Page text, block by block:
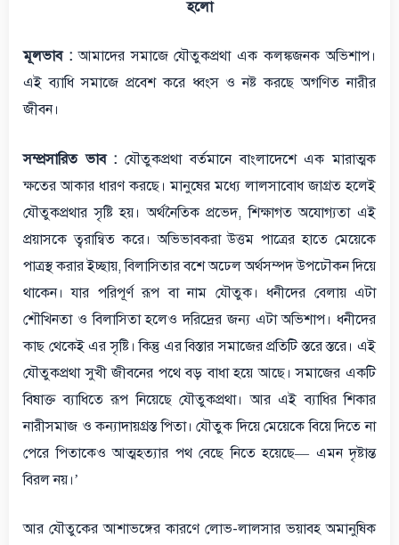
হলো
মূলভাব :আমাদের সমাজে যৌতুকপ্রথা এক কলঙ্কজনক অভিশাপ।
এই ব্যাধি সমাজে প্রবেশ করে ধ্বংস ও নষ্ট করছে অগণিত নারীর
জীবন।
সম্প্রসারিত ভাব : যৌতুকপ্রথা বর্তমানে বাংলাদেশে এক মারাত্মক
ক্ষতের আকার ধারণ করছে। মানুষের মধ্যে লালসাবোধ জাগ্রত হলেই
যৌতুকপ্রথার সৃষ্টি হয়। অর্থনৈতিক প্রভেদ, শিক্ষাগত অযোগ্যতা এই
প্রয়াসকে ত্বরান্বিত করে। অভিভাবকরা উত্তম পাত্রের হাতে মেয়েকে
পাত্রস্থ করার ইচ্ছায়, বিলাসিতার বশে অঢেল অর্থসম্পদ উপঢৌকন দিয়ে
থাকেন। যার পরিপূর্ণ রূপ বা নাম যৌতুক। ধনীদের বেলায় এটা
শৌখিনতা ও বিলাসিতা হলেও দরিদ্রের জন্য এটা অভিশাপ। ধনীদের
কাছ থেকেই এর সৃষ্টি। কিন্তু এর বিস্তার সমাজের প্রতিটি স্তরে স্তরে। এই
যৌতুকপ্রথা সুখী জীবনের পথে বড় বাধা হয়ে আছে। সমাজের একটি
বিষাক্ত ব্যাধিতে রূপ নিয়েছে যৌতুকপ্রথা। আর এই ব্যাধির শিকার
নারীসমাজ ও কন্যাদায়গ্রস্ত পিতা। যৌতুক দিয়ে মেয়েকে বিয়ে দিতে না
পেরে পিতাকেও আত্মহত্যার পথ বেছে নিতে হয়েছে— এমন দৃষ্টান্ত
বিরল নয়।’
আর যৌতুকের আশাভঙ্গের কারণে লোভ-লালসার ভয়াবহ অমানুষিক